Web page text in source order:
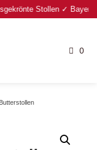
Stollen ✓
0